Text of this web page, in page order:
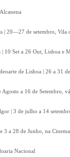
| 20—27 de setembro, Vila
| 10 Set a 26 Out, Lisboa e
de Lisboa | 26 a 31
Agosto a 16 de Setembro,
| 3 de julho a 14
a 28 de Junho, na
Nacional